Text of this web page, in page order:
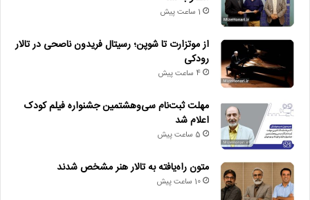
1 ساعت پیش
از موتزارت تا شوپن؛ رسیتال فریدون ناصحی در تالار
رودکی
4 ساعت پیش
مهلت ثبت‌نام سی‌وهشتمین جشنواره فیلم کودک
اعلام شد
5 ساعت پیش
متون راه‌یافته به تالار هنر مشخص شدند
10 ساعت پیش